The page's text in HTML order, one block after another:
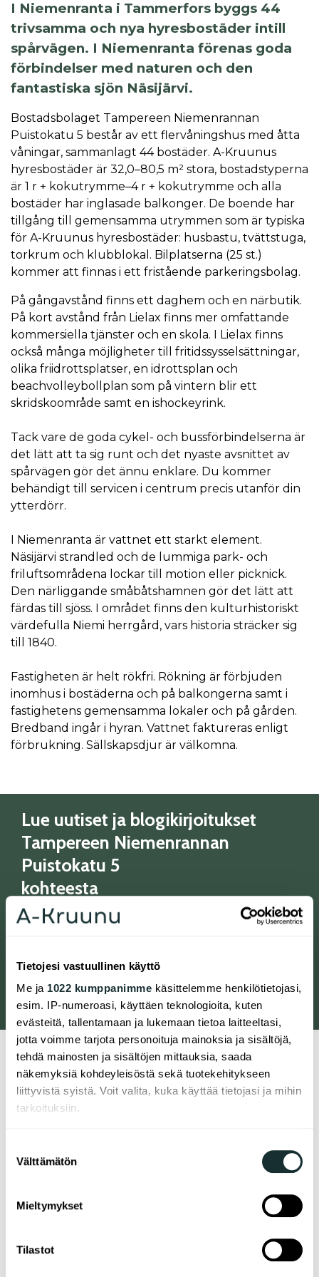
Tietojesi vastuullinen käyttö
Me ja 1022 kumppanimme käsittelemme henkilötietojasi,
esim. IP-numeroasi, käyttäen teknologioita, kuten
evästeitä, tallentamaan ja lukemaan tietoa laitteeltasi,
jotta voimme tarjota personoituja mainoksia ja sisältöjä,
tehdä mainosten ja sisältöjen mittauksia, saada
näkemyksiä kohdeyleisöstä sekä tuotekehitykseen
liittyvistä syistä. Voit valita, kuka käyttää tietojasi ja mihin
tarkoituksiin.
Kerätä tietoja maantieteellisestä sijainnistasi,
ominaispiirteitä aktiivisesti (sormenjäljen
Lue lisää siitä, miten henkilötietojasi käsitellään ja miten
valinta
Välttämätön
Mieltymykset
Tilastot
I Niemenranta i Tammerfors byggs 44
trivsamma och nya hyresbostäder intill
spårvägen. I Niemenranta förenas goda
förbindelser med naturen och den
fantastiska sjön Näsijärvi.
Bostadsbolaget Tampereen Niemenrannan
Puistokatu 5 består av ett flervåningshus med åtta
våningar, sammanlagt 44 bostäder. A-Kruunus
hyresbostäder är 32,0–80,5 m² stora, bostadstyperna
är 1 r + kokutrymme–4 r + kokutrymme och alla
bostäder har inglasade balkonger. De boende har
tillgång till gemensamma utrymmen som är typiska
för A-Kruunus hyresbostäder: husbastu, tvättstuga,
torkrum och klubblokal. Bilplatserna (25 st.)
kommer att finnas i ett fristående parkeringsbolag.
På gångavstånd finns ett daghem och en närbutik.
På kort avstånd från Lielax finns mer omfattande
kommersiella tjänster och en skola. I Lielax finns
också många möjligheter till fritidssysselsättningar,
olika friidrottsplatser, en idrottsplan och
beachvolleybollplan som på vintern blir ett
skridskoområde samt en ishockeyrink.
Tack vare de goda cykel- och bussförbindelserna är
det lätt att ta sig runt och det nyaste avsnittet av
spårvägen gör det ännu enklare. Du kommer
behändigt till servicen i centrum precis utanför din
ytterdörr.
I Niemenranta är vattnet ett starkt element.
Näsijärvi strandled och de lummiga park- och
friluftsområdena lockar till motion eller picknick.
Den närliggande småbåtshamnen gör det lätt att
färdas till sjöss. I området finns den kulturhistoriskt
värdefulla Niemi herrgård, vars historia sträcker sig
till 1840.
Fastigheten är helt rökfri. Rökning är förbjuden
inomhus i bostäderna och på balkongerna samt i
fastighetens gemensamma lokaler och på gården.
Bredband ingår i hyran. Vattnet faktureras enligt
förbrukning. Sällskapsdjur är välkomna.
Lue uutiset ja blogikirjoitukset
Tampereen Niemenrannan
Puistokatu 5
kohteesta
tulossa 44 vuokra-asuntoa
Arvioituja etäisyyksiä
Sahavainionpuisto (Sahavainio